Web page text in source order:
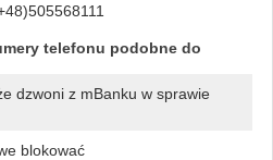
telefonu podobne do
dzwoni z mBanku w sprawie
blokować